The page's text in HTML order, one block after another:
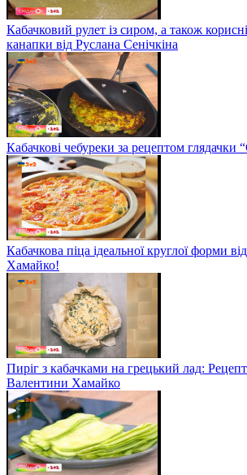
Кабачковий рулет із сиром, а також
канапки від Руслана Сенічкіна
Кабачкові чебуреки за рецептом глядачки
Кабачкова піца ідеальної круглої форми
Хамайко!
Пиріг з кабачками на грецький лад:
Валентини Хамайко